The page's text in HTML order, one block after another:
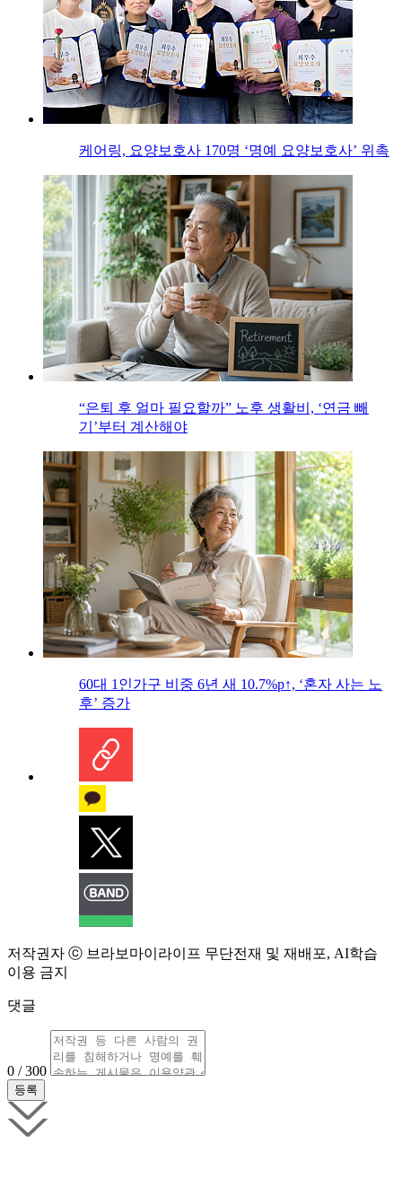
케어링, 요양보호사 170명 ‘명예 요양보호사’ 위촉
“은퇴 후 얼마 필요할까” 노후 생활비, ‘연금 빼
기’부터 계산해야
60대 1인가구 비중 6년 새 10.7%p↑, ‘혼자 사는 노
후’ 증가
저작권자 ⓒ 브라보마이라이프 무단전재 및 재배포, AI학습
이용 금지
댓글
0 / 300